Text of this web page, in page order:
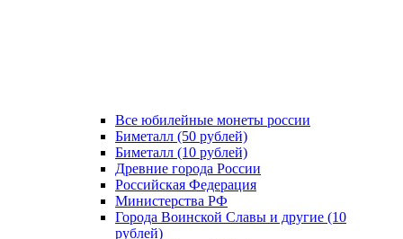
Все юбилейные монеты россии
Биметалл (50 рублей)
Биметалл (10 рублей)
Древние города России
Российская Федерация
Министерства РФ
Города Воинской Славы и другие (10
рублей)